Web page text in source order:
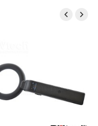
 